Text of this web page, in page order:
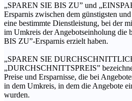
„SPAREN SIE BIS ZU” und
Ersparnis zwischen dem günstigsten
eine bestimmte Dienstleistung, bei der
im Umkreis der Angebotseinholung die
BIS ZU”-Ersparnis erzielt haben.
„SPAREN SIE
„DURCHSCHNITTSPREIS”
Preise und Ersparnisse, die bei
in dem Umkreis, in dem die Angebote
wurden.